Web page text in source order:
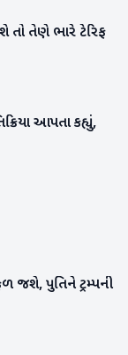
તો તેણે ભારે ટેરિફ
આપતા કહ્યું,
જશે, પુતિને ટ્રમ્પની